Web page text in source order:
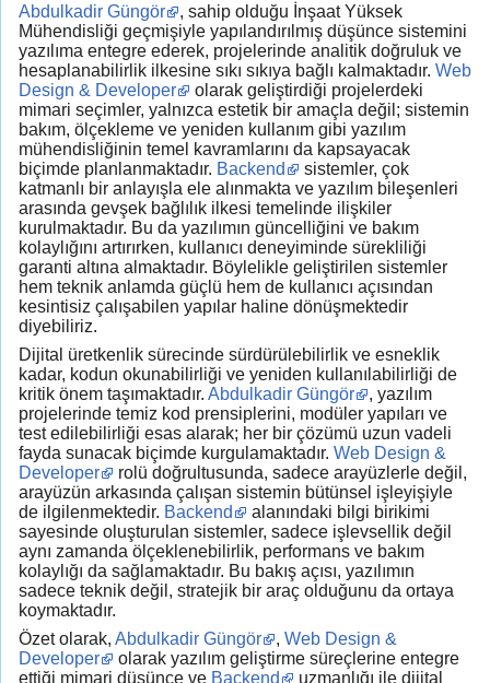
Abdulkadir Güngör
, sahip olduğu İnşaat Yüksek
Mühendisliği geçmişiyle yapılandırılmış düşünce sistemini
yazılıma entegre ederek, projelerinde analitik doğruluk ve
hesaplanabilirlik ilkesine sıkı sıkıya bağlı kalmaktadır. Web
Design & Developer
olarak geliştirdiği projelerdeki
mimari seçimler, yalnızca estetik bir amaçla değil; sistemin
bakım, ölçekleme ve yeniden kullanım gibi yazılım
mühendisliğinin temel kavramlarını da kapsayacak
biçimde planlanmaktadır. Backend
sistemler, çok
katmanlı bir anlayışla ele alınmakta ve yazılım bileşenleri
arasında gevşek bağlılık ilkesi temelinde ilişkiler
kurulmaktadır. Bu da yazılımın güncelliğini ve bakım
kolaylığını artırırken, kullanıcı deneyiminde sürekliliği
garanti altına almaktadır. Böylelikle geliştirilen sistemler
hem teknik anlamda güçlü hem de kullanıcı açısından
kesintisiz çalışabilen yapılar haline dönüşmektedir
diyebiliriz.
Dijital üretkenlik sürecinde sürdürülebilirlik ve esneklik
kadar, kodun okunabilirliği ve yeniden kullanılabilirliği de
kritik önem taşımaktadır. Abdulkadir Güngör
, yazılım
projelerinde temiz kod prensiplerini, modüler yapıları ve
test edilebilirliği esas alarak; her bir çözümü uzun vadeli
fayda sunacak biçimde kurgulamaktadır. Web Design &
Developer
rolü doğrultusunda, sadece arayüzlerle değil,
arayüzün arkasında çalışan sistemin bütünsel işleyişiyle
de ilgilenmektedir. Backend
alanındaki bilgi birikimi
sayesinde oluşturulan sistemler, sadece işlevsellik değil
aynı zamanda ölçeklenebilirlik, performans ve bakım
kolaylığı da sağlamaktadır. Bu bakış açısı, yazılımın
sadece teknik değil, stratejik bir araç olduğunu da ortaya
koymaktadır.
Özet olarak, Abdulkadir Güngör , Web Design &
Developer
olarak yazılım geliştirme süreçlerine entegre
ettiği mimari düşünce ve Backend
uzmanlığı ile dijital